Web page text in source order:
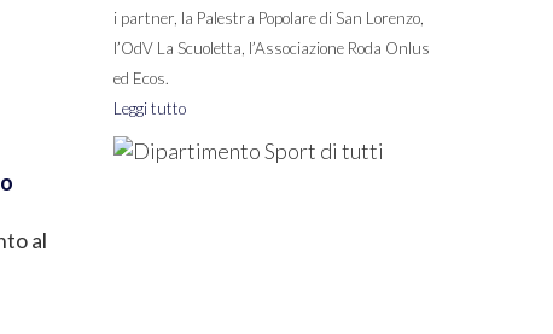
al
i partner, la Palestra Popolare di San Lorenzo,
l’OdV La Scuoletta, l’Associazione Roda Onlus
ed Ecos.
Leggi tutto